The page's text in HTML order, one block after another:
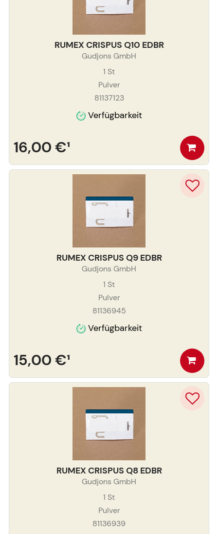
RUMEX CRISPUS Q10 EDBR
Gudjons GmbH
1 St
Pulver
81137123
Verfügbarkeit
16,00 €¹
RUMEX CRISPUS Q9 EDBR
Gudjons GmbH
1 St
Pulver
81136945
Verfügbarkeit
15,00 €¹
RUMEX CRISPUS Q8 EDBR
Gudjons GmbH
1 St
Pulver
81136939